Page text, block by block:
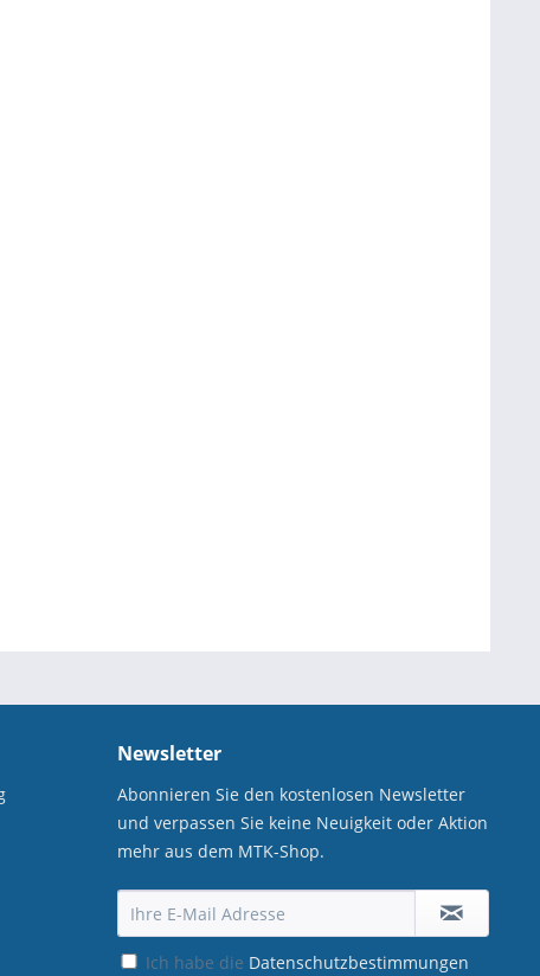
Newsletter
Abonnieren Sie den kostenlosen Newsletter
und verpassen Sie keine Neuigkeit oder Aktion
mehr aus dem MTK-Shop.
Ich habe die Datenschutzbestimmungen